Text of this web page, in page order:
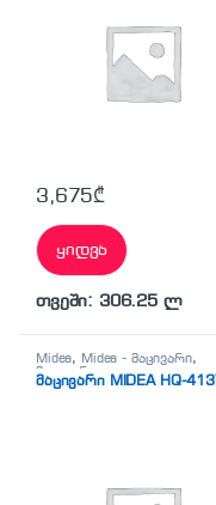
3,675₾
ყიდვა
თვეში: 306.25 ლ
Midea, Midea - მაცივარი,
მაცივარი
მაცივარი MIDEA HQ-